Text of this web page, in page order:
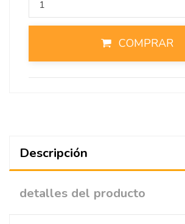
COMPRAR
Descripción
detalles del producto